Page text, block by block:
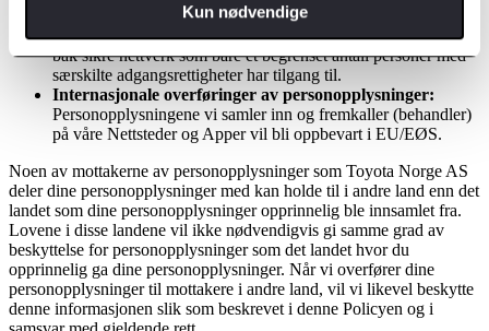
Kun nødvendige
autentifikasjonsverktøy, for å ivareta sikkerheten av dine
personopplysninger. Dine personopplysninger blir oppbevart
bak sikre nettverk som bare et begrenset antall personer med
særskilte adgangsrettigheter har tilgang til.
Internasjonale overføringer av personopplysninger:
Personopplysningene vi samler inn og fremkaller (behandler)
på våre Nettsteder og Apper vil bli oppbevart i EU/EØS.
Noen av mottakerne av personopplysninger som Toyota Norge AS
deler dine personopplysninger med kan holde til i andre land enn det
landet som dine personopplysninger opprinnelig ble innsamlet fra.
Lovene i disse landene vil ikke nødvendigvis gi samme grad av
beskyttelse for personopplysninger som det landet hvor du
opprinnelig ga dine personopplysninger. Når vi overfører dine
personopplysninger til mottakere i andre land, vil vi likevel beskytte
denne informasjonen slik som beskrevet i denne Policyen og i